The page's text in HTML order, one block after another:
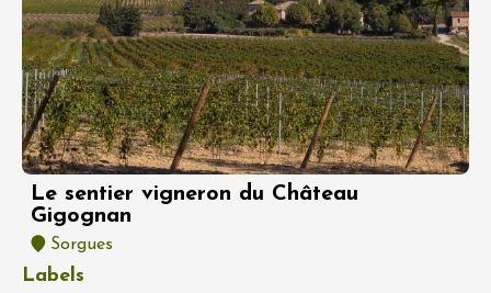
Le sentier vigneron du Château
Gigognan
Sorgues
Labels